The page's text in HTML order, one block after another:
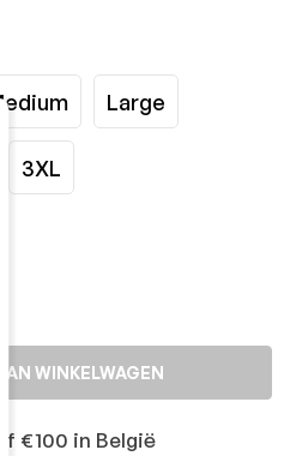
Large
3XL
WINKELWAGEN
€100 in België